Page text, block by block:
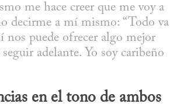
me hace creer que me voy a
decirme a mí mismo: “Todo va
nos puede ofrecer algo mejor
adelante. Yo soy caribeño
en el tono de ambos